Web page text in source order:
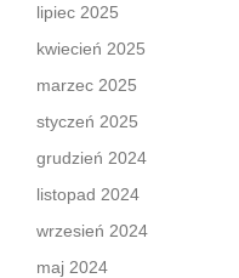
lipiec 2025
kwiecień 2025
marzec 2025
styczeń 2025
grudzień 2024
listopad 2024
wrzesień 2024
maj 2024